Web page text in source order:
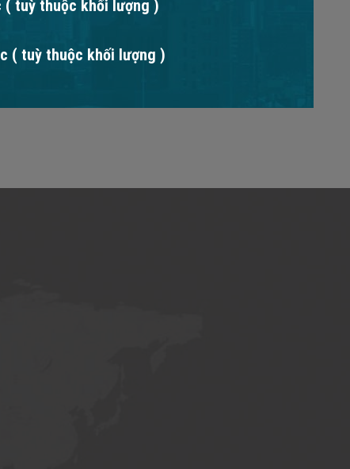
( tuỳ thuộc khối lượng )
( tuỳ thuộc khối lượng )